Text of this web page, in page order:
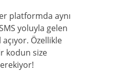
platformda aynı
yoluyla gelen
Özellikle
kodun size